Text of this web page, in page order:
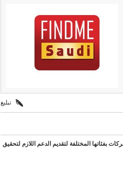
تبليغ
بفئاتها المختلفة لتقديم الدعم اللازم لتحقيق